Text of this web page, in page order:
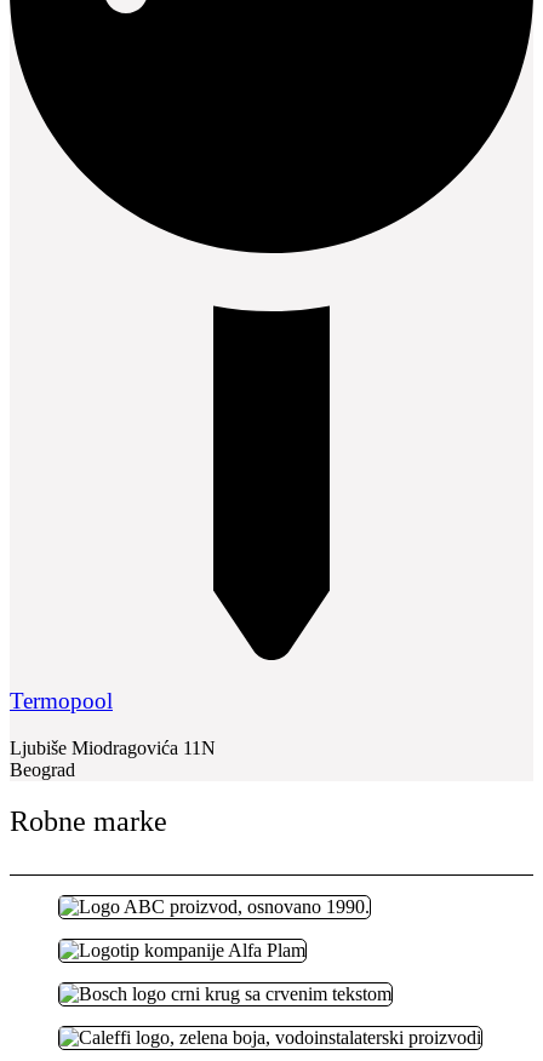
Termopool
Ljubiše Miodragovića 11N
Beograd
Robne marke